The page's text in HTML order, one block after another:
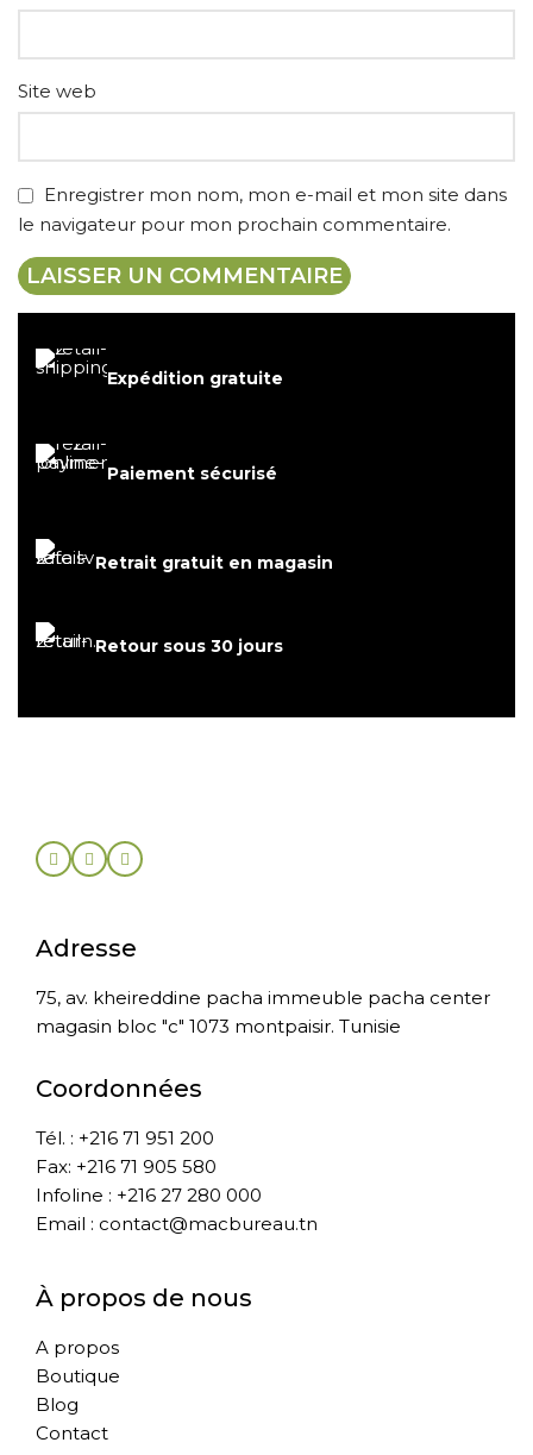
Site web
Enregistrer mon nom, mon e-mail et mon site dans
le navigateur pour mon prochain commentaire.
Expédition gratuite
Paiement sécurisé
Retrait gratuit en magasin
Retour sous 30 jours
Adresse
75, av. kheireddine pacha immeuble pacha center
magasin bloc "c" 1073 montpaisir. Tunisie
Coordonnées
Tél. : +216 71 951 200
Fax: +216 71 905 580
Infoline : +216 27 280 000
Email : contact@macbureau.tn
À propos de nous
A propos
Boutique
Blog
Contact